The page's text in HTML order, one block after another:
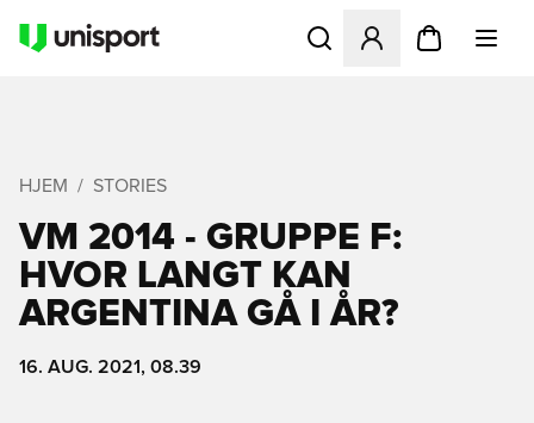
Åbner en Modal til at
HJEM STORIES
VM 2014 - GRUPPE F:
HVOR LANGT KAN
ARGENTINA GÅ I ÅR?
16. AUG. 2021, 08.39